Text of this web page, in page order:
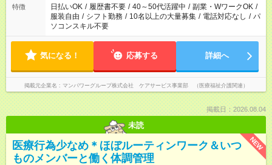
特徴 日払いOK / 履歴書不要 / 40～50代活躍中 / 副業・WワークOK /
服装自由 / シフト勤務 / 10名以上の大量募集 / 電話対応なし / パ
ソコンスキル不要
気になる！ 応募する 詳細へ
掲載元企業名 マンパワーグループ株式会社 ケアサービス事業部 （医療福祉介護関連）
掲載日：2026.08.04
未読
NEW
医療行為少なめ＊ほぼルーティンワーク＆いつ
ものメンバーと働く体調管理